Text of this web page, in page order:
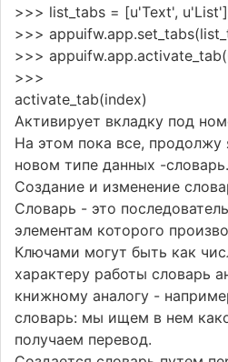
>>> list_tabs = [u'Text', u'List']
>>>
>>>
>>>
activate_tab(index)
Активирует вкладку под
На этом пока все, продолжу
новом типе данных -словарь.
Создание и изменение
Словарь - это
элементам которого
Ключами могут быть как
характеру работы словарь
книжному аналогу -
словарь: мы ищем в нем
получаем перевод.